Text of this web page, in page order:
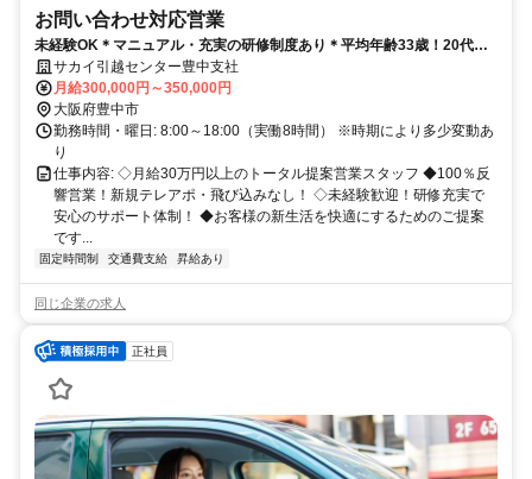
お問い合わせ対応営業
未経験OK＊マニュアル・充実の研修制度あり＊平均年齢33歳！20代の
多い職場です！
サカイ引越センター豊中支社
月給300,000円～350,000円
大阪府豊中市
勤務時間・曜日: 8:00～18:00（実働8時間） ※時期により多少変動あ
り
仕事内容: ◇月給30万円以上のトータル提案営業スタッフ ◆100％反
響営業！新規テレアポ・飛び込みなし！ ◇未経験歓迎！研修充実で
安心のサポート体制！ ◆お客様の新生活を快適にするためのご提案
です...
固定時間制 交通費支給 昇給あり
同じ企業の求人
正社員